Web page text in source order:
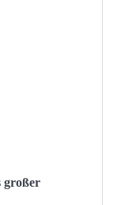
großer